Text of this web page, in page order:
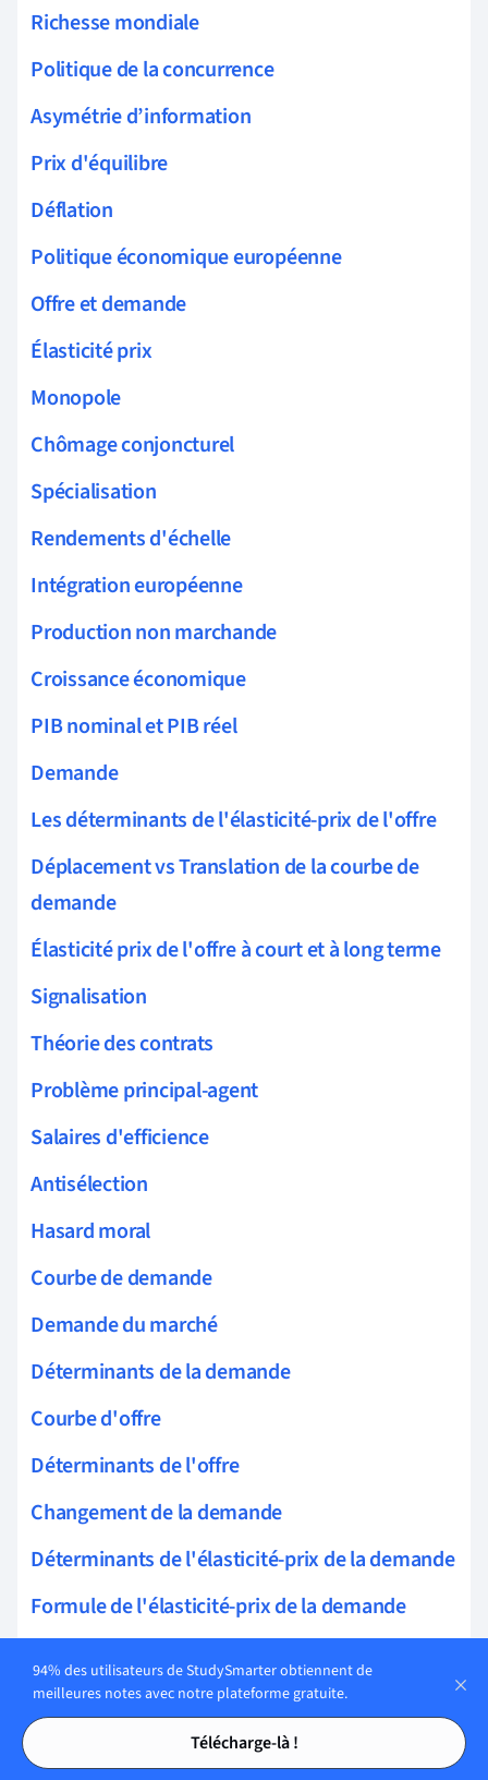
Tables des matières
Tables des matières
Richesse mondiale
Politique de la concurrence
Asymétrie d’information
Prix d'équilibre
Déflation
Politique économique européenne
Offre et demande
Élasticité prix
Monopole
Chômage conjoncturel
Spécialisation
Rendements d'échelle
Intégration européenne
Production non marchande
Croissance économique
PIB nominal et PIB réel
Demande
Les déterminants de l'élasticité-prix de l'offre
Déplacement vs Translation de la courbe de
demande
Élasticité prix de l'offre à court et à long terme
Signalisation
Théorie des contrats
Problème principal-agent
Salaires d'efficience
Antisélection
Hasard moral
Courbe de demande
Demande du marché
Déterminants de la demande
Courbe d'offre
Déterminants de l'offre
Changement de la demande
Déterminants de l'élasticité-prix de la demande
Formule de l'élasticité-prix de la demande
Formule de l'élasticité-revenu de la demande
Formule de l'élasticité-prix croisée de la
94% des utilisateurs de StudySmarter obtiennent de
meilleures notes avec notre plateforme gratuite.
Télécharge-là !